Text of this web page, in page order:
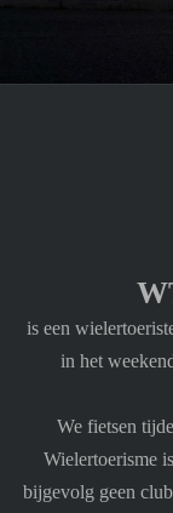
is een
in het
We fietsen
Wielertoerisme
bijgevolg geen